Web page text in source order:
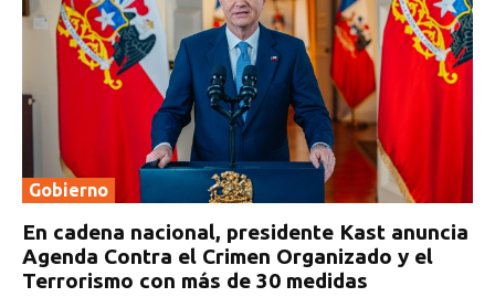
Gobierno
En cadena nacional, presidente Kast anuncia
Agenda Contra el Crimen Organizado y el
Terrorismo con más de 30 medidas